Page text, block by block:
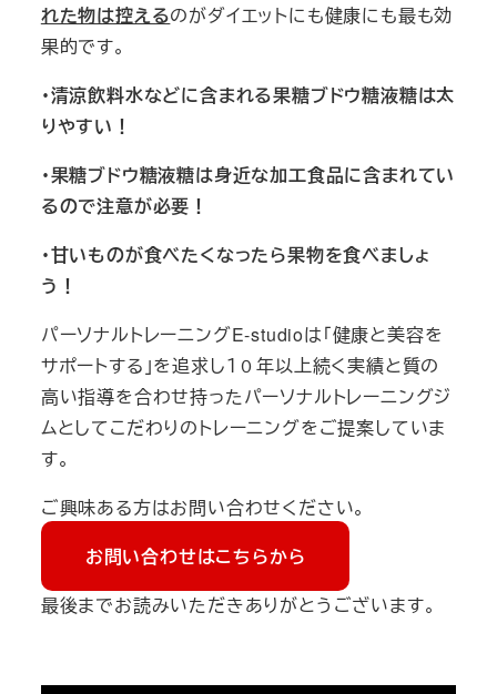
れた物は控えるのがダイエットにも健康にも最も効
果的です。
・清涼飲料水などに含まれる果糖ブドウ糖液糖は太
りやすい！
・果糖ブドウ糖液糖は身近な加工食品に含まれてい
るので注意が必要！
・甘いものが食べたくなったら果物を食べましょ
う！
パーソナルトレーニングE-studioは「健康と美容を
サポートする」を追求し１０年以上続く実績と質の
高い指導を合わせ持ったパーソナルトレーニングジ
ムとしてこだわりのトレーニングをご提案していま
す。
ご興味ある方はお問い合わせください。
お問い合わせはこちらから
最後までお読みいただきありがとうございます。